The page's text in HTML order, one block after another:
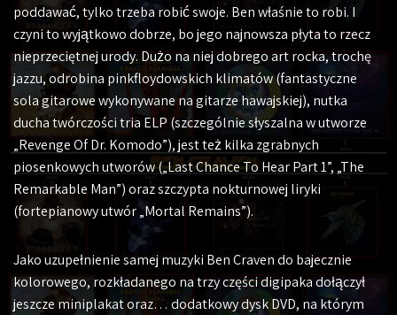
poddawać, tylko trzeba robić swoje. Ben właśnie to robi. I
czyni to wyjątkowo dobrze, bo jego najnowsza płyta to rzecz
nieprzeciętnej urody. Dużo na niej dobrego art rocka, trochę
jazzu, odrobina pinkfloydowskich klimatów (fantastyczne
sola gitarowe wykonywane na gitarze hawajskiej), nutka
ducha twórczości tria ELP (szczególnie słyszalna w utworze
„Revenge Of Dr. Komodo”), jest też kilka zgrabnych
piosenkowych utworów („Last Chance To Hear Part 1”, „The
Remarkable Man”) oraz szczypta nokturnowej liryki
(fortepianowy utwór „Mortal Remains”).
Jako uzupełnienie samej muzyki Ben Craven do bajecznie
kolorowego, rozkładanego na trzy części digipaka dołączył
jeszcze miniplakat oraz… dodatkowy dysk DVD, na którym